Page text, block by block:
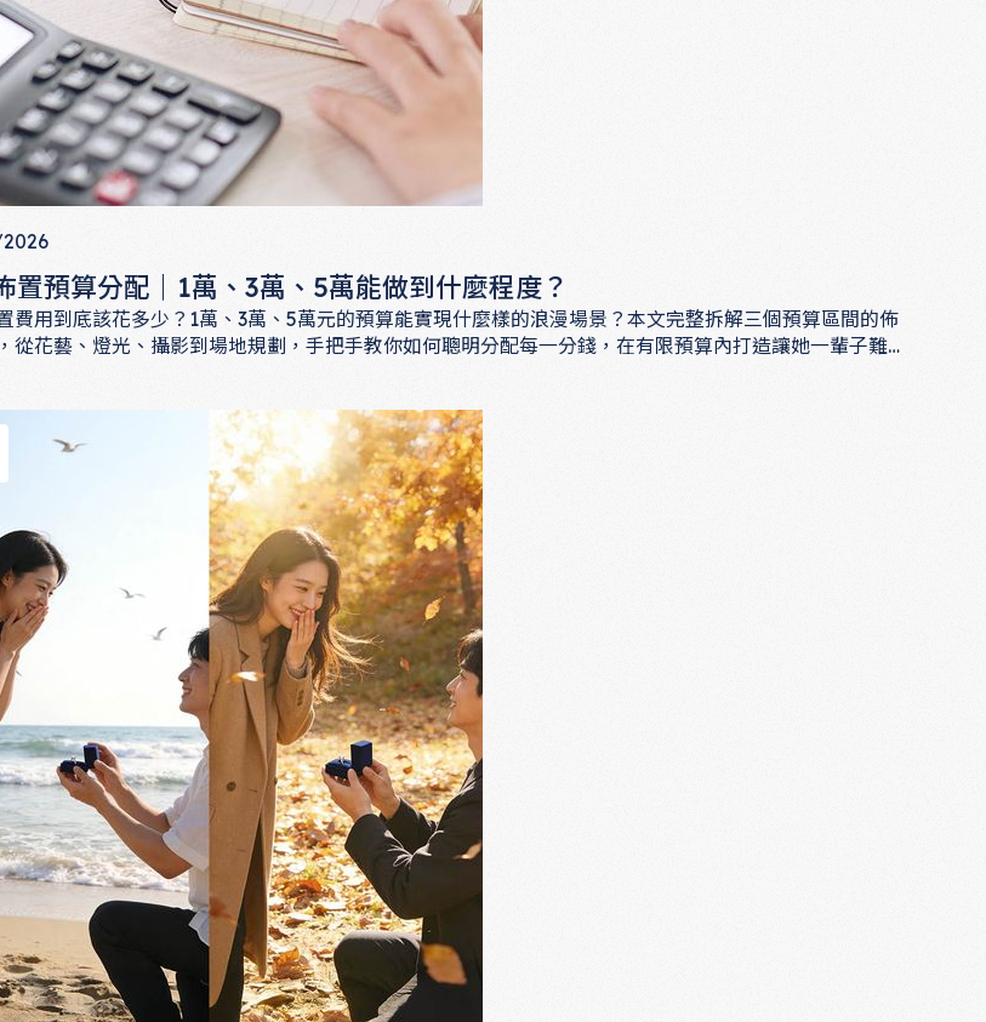
置預算分配｜1萬、3萬、5萬能做到什麼程度？
費用到底該花多少？1萬、3萬、5萬元的預算能實現什麼樣的浪漫場景？本文完整拆解三個預算區間的佈
從花藝、燈光、攝影到場地規劃，手把手教你如何聰明分配每一分錢，在有限預算內打造讓她一輩子難忘